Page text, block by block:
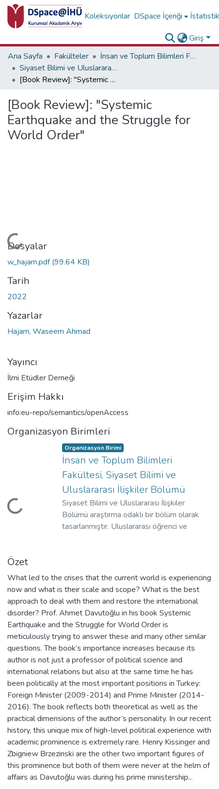
Koleksiyonlar DSpace İçeriği
Giriş
Ana Sayfa
Fakülteler
İnsan ve Toplum Bilimleri Fakültesi
Siyaset Bilimi ve Uluslararası İlişkiler Bölümü Koleksiyonu
[Book Review]: "Systemic Earthquake and the Struggle for World Order"
[Book Review]: "Systemic
Earthquake and the Struggle for
World Order"
Yükleniyor...
Dosyalar
w_hajam.pdf(99.64 KB)
Tarih
2022
Yazarlar
Hajam, Waseem Ahmad
Yayıncı
İlmi Etüdler Derneği
Erişim Hakkı
info:eu-repo/semantics/openAccess
Organizasyon Birimleri
Yükleniyor...
Organizasyon Birimi
İnsan ve Toplum Bilimleri
Fakültesi, Siyaset Bilimi ve
Uluslararası İlişkiler Bölümü
Siyaset Bilimi ve Uluslararası İlişkiler
Bölümü araştırma odaklı bir bölüm olarak
tasarlanmıştır. Uluslararası öğrenci ve
Müfredat ve ders içerikleri bugünün
sorunlarını anlamaya ve geleceğin
ihtiyaçlarını karşılamaya yönelik planlanmıştır.
Avrupamerkezci bir pedagojinin ötesine
geçilerek farklı kültür ve medeniyet
birikimleri mukayeseli olarak
incelenmektedir. Türkiye’nin karşılaştığı
siyasi meseleler bölgesel ve küresel
bağlamla etkileşim içerisinde
incelenemektedir. Siyaset Bilimi ve
Uluslararası İlişkiler’in alt dalları olan
Uluslararası İlişkiler, Karşılaştırmalı Siyaset,
Siyaset Teorisi ve Türkiye Siyasetine dair
dersler müfredat içerisinde yer almaktadır.
Özet
What led to the crises that the current world is experiencing
now and what is their scale and scope? What is the best
approach to deal with them and restore the international
disorder? Prof. Ahmet Davutoğlu in his book Systemic
Earthquake and the Struggle for World Order is
meticulously trying to answer these and many other similar
questions. The book’s importance increases because its
author is not just a professor of political science and
international relations but also at the same time he has
been politically at the most important positions in Turkey:
Foreign Minister (2009-2014) and Prime Minister (2014-
2016). The book reflects both theoretical as well as the
practical dimensions of the author’s personality. In our recent
history, this unique mix of high-level political experience with
academic prominence is extremely rare. Henry Kissinger and
Zbigniew Brzezinski are the other two important figures of
this prominence but both of them were never at the helm of
affairs as Davutoğlu was during his prime ministership...